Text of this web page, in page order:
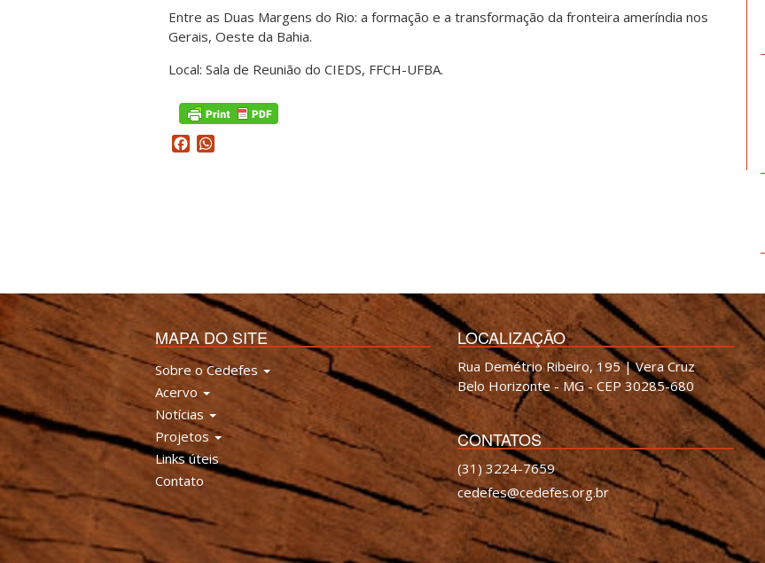
Entre as Duas Margens do Rio: a formação e a transformação da fronteira ameríndia nos
Gerais, Oeste da Bahia.
Local: Sala de Reunião do CIEDS, FFCH-UFBA.
Facebook
MAPA DO SITE
Sobre o Cedefes
Acervo
Notícias
Projetos
Links úteis
Contato
LOCALIZAÇÃO
Rua Demétrio Ribeiro, 195 | Vera Cruz
Belo Horizonte - MG - CEP 30285-680
CONTATOS
(31) 3224-7659
cedefes@cedefes.org.br